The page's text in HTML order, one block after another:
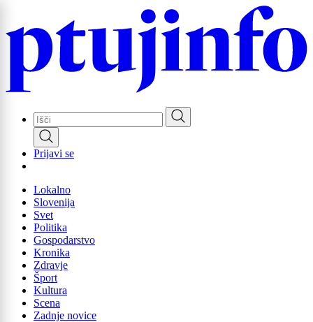
main
Prijavi se
Lokalno
Slovenija
Svet
Politika
Gospodarstvo
Kronika
Zdravje
Šport
Kultura
Scena
Zadnje novice